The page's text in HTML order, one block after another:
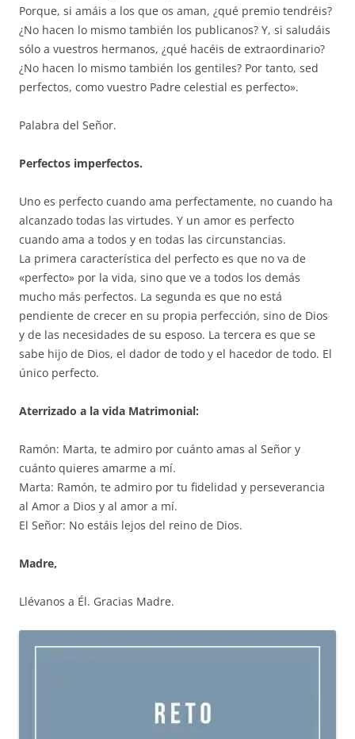
Porque, si amáis a los que os aman, ¿qué premio tendréis?
¿No hacen lo mismo también los publicanos? Y, si saludáis
sólo a vuestros hermanos, ¿qué hacéis de extraordinario?
¿No hacen lo mismo también los gentiles? Por tanto, sed
perfectos, como vuestro Padre celestial es perfecto».
Palabra del Señor.
Perfectos imperfectos.
Uno es perfecto cuando ama perfectamente, no cuando ha
alcanzado todas las virtudes. Y un amor es perfecto
cuando ama a todos y en todas las circunstancias.
La primera característica del perfecto es que no va de
«perfecto» por la vida, sino que ve a todos los demás
mucho más perfectos. La segunda es que no está
pendiente de crecer en su propia perfección, sino de Dios
y de las necesidades de su esposo. La tercera es que se
sabe hijo de Dios, el dador de todo y el hacedor de todo. El
único perfecto.
Aterrizado a la vida Matrimonial:
Ramón: Marta, te admiro por cuánto amas al Señor y
cuánto quieres amarme a mí.
Marta: Ramón, te admiro por tu fidelidad y perseverancia
al Amor a Dios y al amor a mí.
El Señor: No estáis lejos del reino de Dios.
Madre,
Llévanos a Él. Gracias Madre.